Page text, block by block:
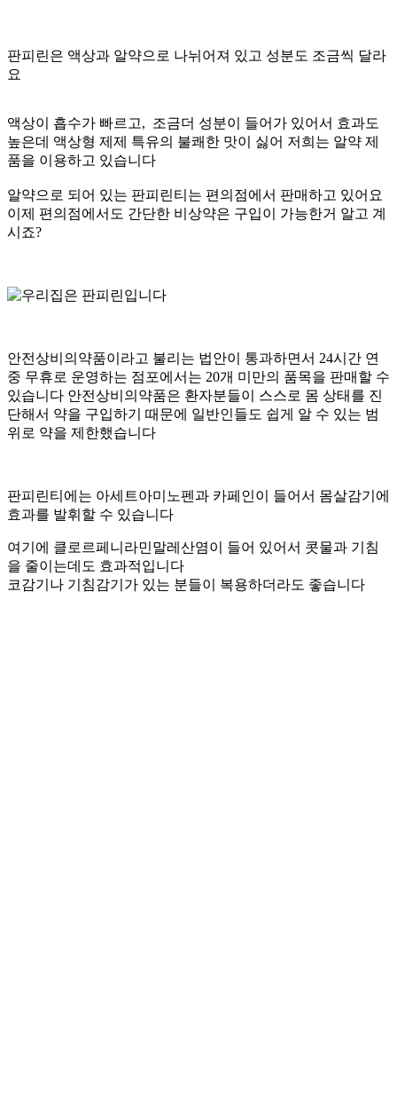
판피린은 액상과 알약으로 나뉘어져 있고 성분도 조금씩 달라
요
액상이 흡수가 빠르고, 조금더 성분이 들어가 있어서 효과도
높은데 액상형 제제 특유의 불쾌한 맛이 싫어 저희는 알약 제
품을 이용하고 있습니다
알약으로 되어 있는 판피린티는 편의점에서 판매하고 있어요
이제 편의점에서도 간단한 비상약은 구입이 가능한거 알고 계
시죠?
안전상비의약품이라고 불리는 법안이 통과하면서 24시간 연
중 무휴로 운영하는 점포에서는 20개 미만의 품목을 판매할 수
있습니다 안전상비의약품은 환자분들이 스스로 몸 상태를 진
단해서 약을 구입하기 때문에 일반인들도 쉽게 알 수 있는 범
위로 약을 제한했습니다
판피린티에는 아세트아미노펜과 카페인이 들어서 몸살감기에
효과를 발휘할 수 있습니다
여기에 클로르페니라민말레산염이 들어 있어서 콧물과 기침
을 줄이는데도 효과적입니다
코감기나 기침감기가 있는 분들이 복용하더라도 좋습니다